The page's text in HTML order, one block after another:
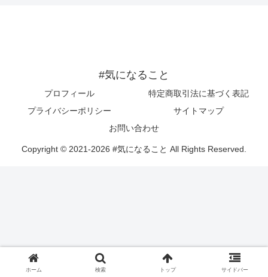
#気になること
プロフィール
特定商取引法に基づく表記
プライバシーポリシー
サイトマップ
お問い合わせ
Copyright © 2021-2026 #気になること All Rights Reserved.
ホーム 検索 トップ サイドバー